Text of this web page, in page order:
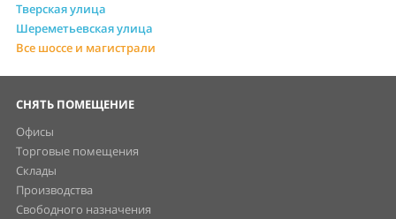
Тверская улица
Шереметьевская улица
Все шоссе и магистрали
СНЯТЬ ПОМЕЩЕНИЕ
Офисы
Торговые помещения
Склады
Производства
Свободного назначения